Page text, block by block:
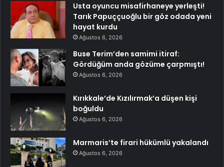
Usta oyuncu misafirhaneye yerleşti!
Tarık Papuççuoğlu bir göz odada yeni
hayat kurdu
Ağustos 6, 2026
Buse Terim’den samimi itiraf:
Gördüğüm anda gözüme çarpmıştı!
Ağustos 6, 2026
Kırıkkale’de Kızılırmak’a düşen kişi
boğuldu
Ağustos 6, 2026
Marmaris’te firari hükümlü yakalandı
Ağustos 6, 2026